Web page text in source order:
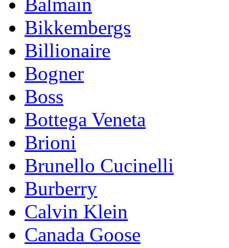
Balmain
Bikkembergs
Billionaire
Bogner
Boss
Bottega Veneta
Brioni
Brunello Cucinelli
Burberry
Calvin Klein
Canada Goose